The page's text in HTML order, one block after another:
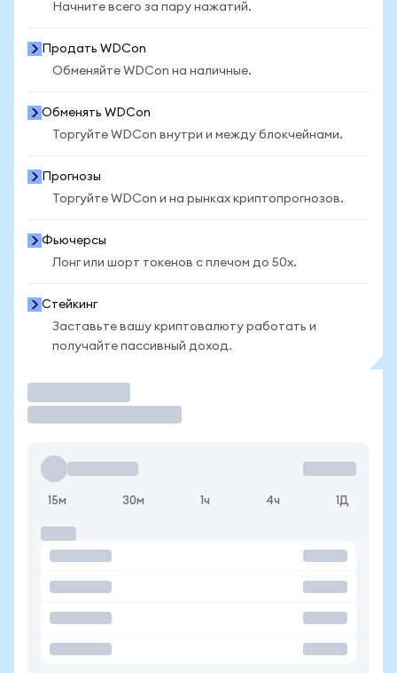
Начните всего за пару нажатий.
Продать WDCon
Обменяйте WDCon на наличные.
Обменять WDCon
Торгуйте WDCon внутри и между блокчейнами.
Прогнозы
Торгуйте WDCon и на рынках криптопрогнозов.
Фьючерсы
Лонг или шорт токенов с плечом до 50x.
Стейкинг
Заставьте вашу криптовалюту работать и
получайте пассивный доход.
15м 30м 1ч 4ч 1Д